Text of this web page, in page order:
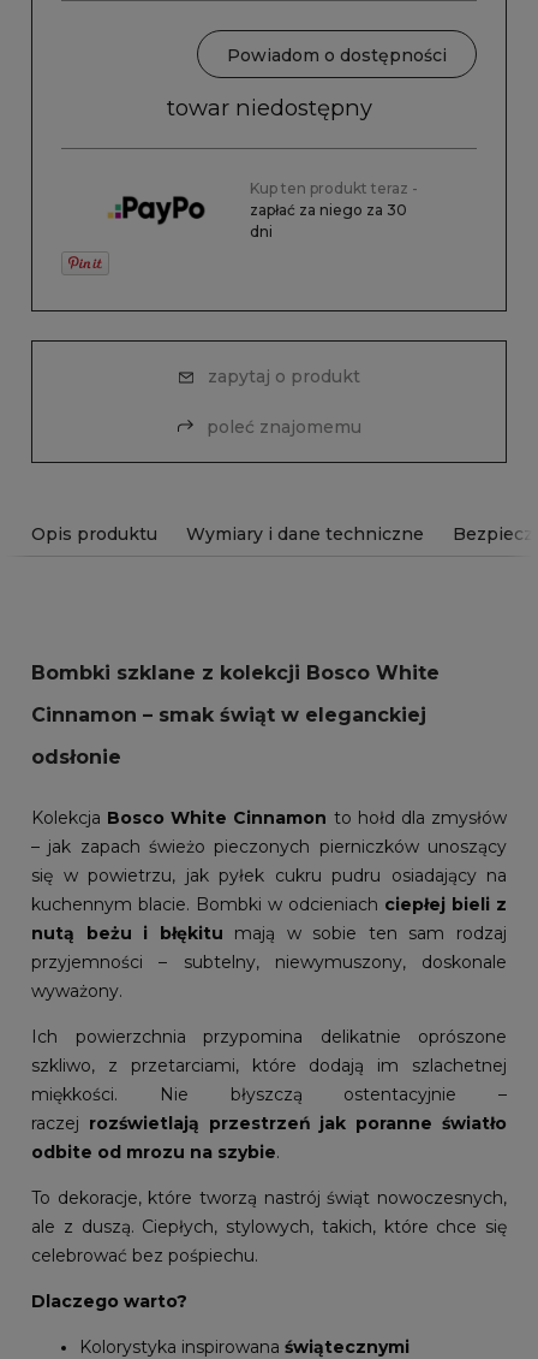
Powiadom o dostępności
towar niedostępny
Kup ten produkt teraz -
zapłać za niego za 30
dni
zapytaj o produkt
poleć znajomemu
Opis produktu Wymiary i dane techniczne
Bombki szklane z kolekcji Bosco White
Cinnamon – smak świąt w eleganckiej
odsłonie
Kolekcja Bosco White Cinnamon to hołd dla zmysłów
– jak zapach świeżo pieczonych pierniczków unoszący
się w powietrzu, jak pyłek cukru pudru osiadający na
kuchennym blacie. Bombki w odcieniach ciepłej bieli z
nutą beżu i błękitu mają w sobie ten sam rodzaj
przyjemności – subtelny, niewymuszony, doskonale
wyważony.
Ich powierzchnia przypomina delikatnie oprószone
szkliwo, z przetarciami, które dodają im szlachetnej
miękkości. Nie błyszczą ostentacyjnie –
raczej rozświetlają przestrzeń jak poranne światło
odbite od mrozu na szybie.
To dekoracje, które tworzą nastrój świąt nowoczesnych,
ale z duszą. Ciepłych, stylowych, takich, które chce się
celebrować bez pośpiechu.
Dlaczego warto?
Kolorystyka inspirowana świątecznymi